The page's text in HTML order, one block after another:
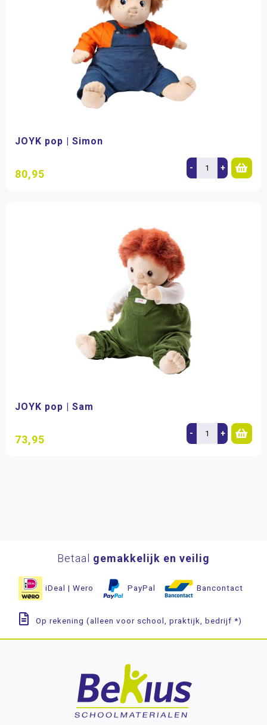
JOYK pop | Simon
80,95 - +
JOYK pop | Sam
73,95 - +
Betaal gemakkelijk en veilig
iDeal | Wero PayPal Bancontact
Op rekening (alleen voor school, praktijk, bedrijf *)